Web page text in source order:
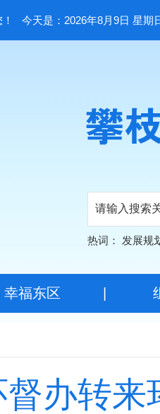
！ 今天是：2026年8月9日 星期
热词： 发展规
幸福东区
督办转